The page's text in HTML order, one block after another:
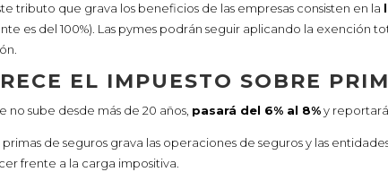
tributo que grava los beneficios de las empresas consisten en la
es del 100%). Las pymes podrán seguir aplicando la exención
EL IMPUESTO SOBRE
no sube desde más de 20 años, pasará del 6% al 8%y
de seguros grava las operaciones de seguros y las
frente a la carga impositiva.